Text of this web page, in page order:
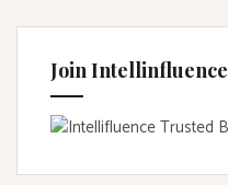
Join Intellinfluence